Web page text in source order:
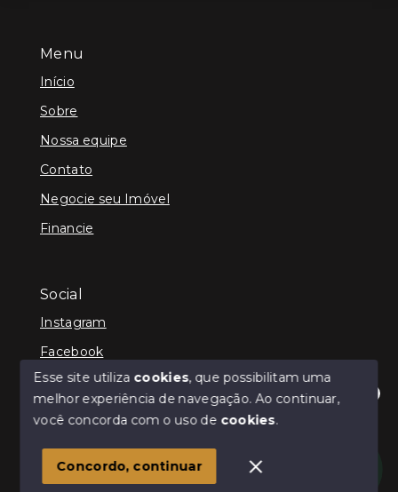
Olá! Estamos disponíveis para te ajudar.
Menu
Início
Sobre
Nossa equipe
Contato
Negocie seu Imóvel
Financie
Social
Instagram
Facebook
© Copyright 2026 - Kenner Caixeta - Corretor de
SITE PARA IMOBILIARIA
Esse site utiliza cookies, que possibilitam uma
melhor experiência de navegação.Ao continuar,
você concorda com o uso de cookies.
Concordo, continuar